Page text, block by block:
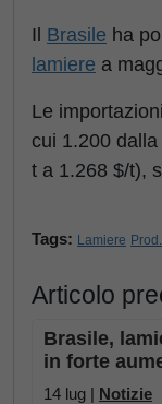
Il Brasile ha
lamiere a
Le
cui 1.200
t a 1.268 $/t),
Tags: Lamiere
Articolo
Brasile,
in forte
14 lug | Notizie